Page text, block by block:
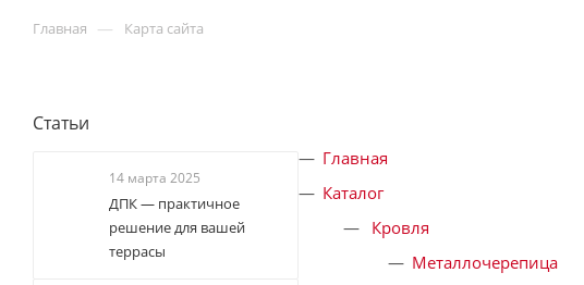
Главная — Карта сайта
Главная
Каталог
Кровля
Металлочерепица
Статьи
14 марта 2025
ДПК — практичное
решение для вашей
террасы